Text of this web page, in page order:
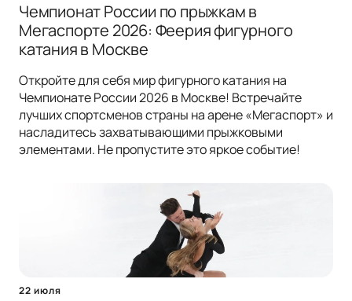
Чемпионат России по прыжкам в
Мегаспорте 2026: Феерия фигурного
катания в Москве
Откройте для себя мир фигурного катания на
Чемпионате России 2026 в Москве! Встречайте
лучших спортсменов страны на арене «Мегаспорт» и
насладитесь захватывающими прыжковыми
элементами. Не пропустите это яркое событие!
22 июля